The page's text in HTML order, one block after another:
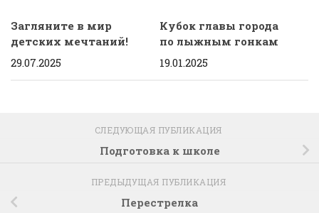
Загляните в мир
детских мечтаний!
29.07.2025
Кубок главы города
по лыжным гонкам
19.01.2025
СЛЕДУЮЩАЯ ПУБЛИКАЦИЯ
Подготовка к школе
ПРЕДЫДУЩАЯ ПУБЛИКАЦИЯ
Перестрелка